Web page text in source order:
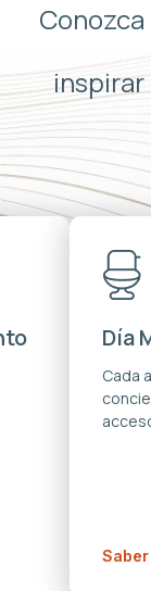
inspirar
Día
Cada
Saber